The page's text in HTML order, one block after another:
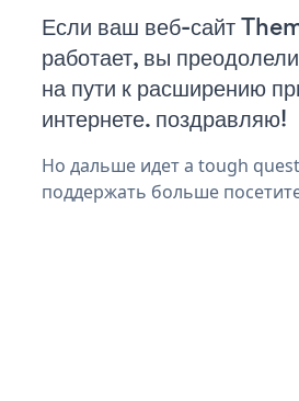
Если ваш веб-сайт
работает, вы
на пути к расширению
интернете. поздравляю!
Но дальше идет a tough
поддержать больше